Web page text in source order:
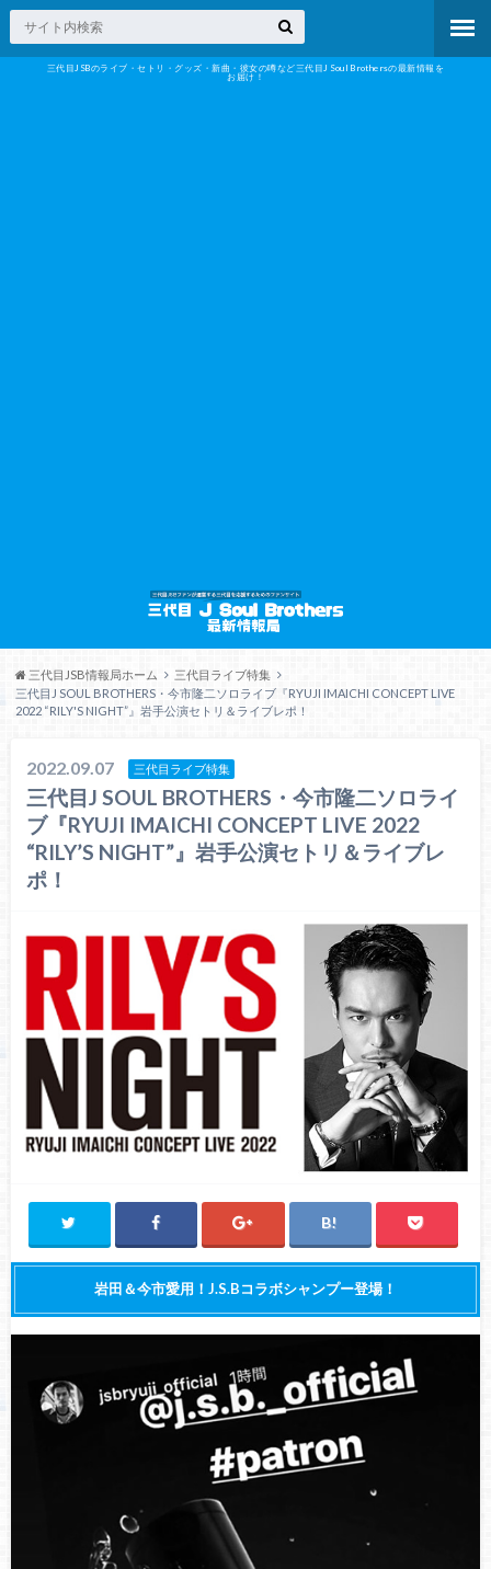
三代目JSBのライブ・セトリ・グッズ・新曲・彼女の噂など三代目J Soul Brothersの最新情報を
お届け！
三代目JSB情報局ホーム
三代目ライブ特集
三代目J SOUL BROTHERS・今市隆二ソロライブ『RYUJI IMAICHI CONCEPT LIVE
2022 “RILY'S NIGHT”』岩手公演セトリ＆ライブレポ！
2022.09.07 三代目ライブ特集
三代目J SOUL BROTHERS・今市隆二ソロライ
ブ『RYUJI IMAICHI CONCEPT LIVE 2022
“RILY’S NIGHT”』岩手公演セトリ＆ライブレ
ポ！
岩田＆今市愛用！J.S.Bコラボシャンプー登場！